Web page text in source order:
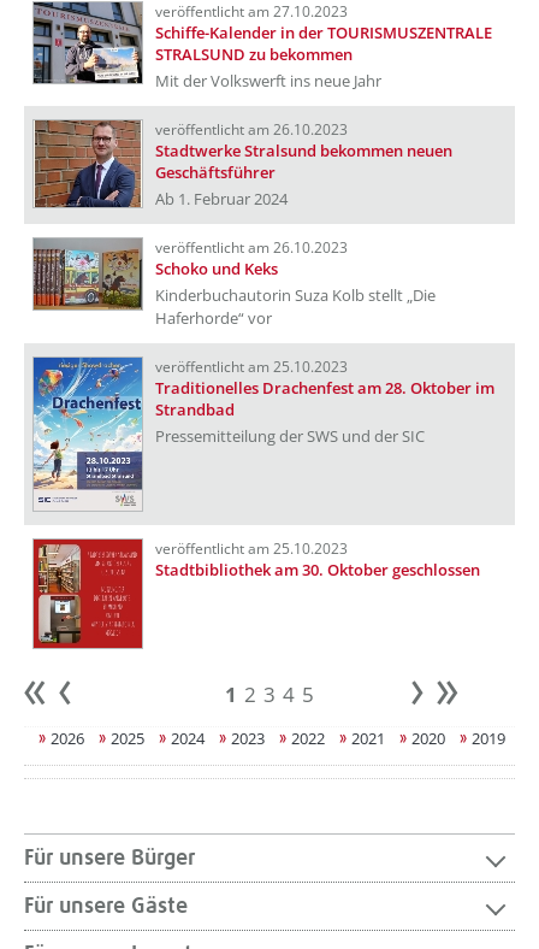
veröffentlicht am 27.10.2023
Schiffe-Kalender in der TOURISMUSZENTRALE
STRALSUND zu bekommen
Mit der Volkswerft ins neue Jahr
veröffentlicht am 26.10.2023
Stadtwerke Stralsund bekommen neuen
Geschäftsführer
Ab 1. Februar 2024
veröffentlicht am 26.10.2023
Schoko und Keks
Kinderbuchautorin Suza Kolb stellt „Die
Haferhorde“ vor
veröffentlicht am 25.10.2023
Traditionelles Drachenfest am 28. Oktober im
Strandbad
Pressemitteilung der SWS und der SIC
veröffentlicht am 25.10.2023
Stadtbibliothek am 30. Oktober geschlossen
Anfang 1 2 3 4 5 weiter
2026 2025 2024 2023 2022 2021 2020 2019
Für unsere Bürger
Für unsere Gäste